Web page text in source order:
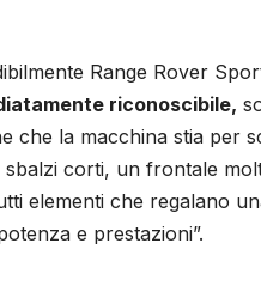
Range Rover
riconoscibile,
che la macchina stia per
sbalzi corti, un frontale
elementi che regalano
e prestazioni”.